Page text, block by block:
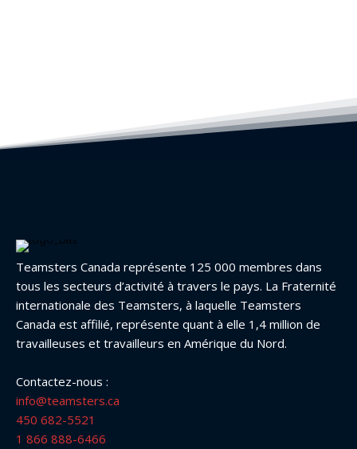
Teamsters Canada représente 125 000 membres dans
tous les secteurs d’activité à travers le pays. La Fraternité
internationale des Teamsters, à laquelle Teamsters
Canada est affilié, représente quant à elle 1,4 million de
travailleuses et travailleurs en Amérique du Nord.
Contactez-nous :
info@teamsters.ca
450 682-5521
1 866 888-6466